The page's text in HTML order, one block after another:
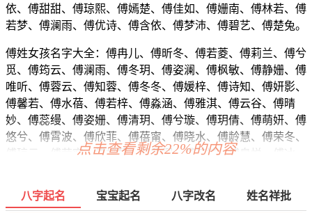
依、傅甜甜、傅琼熙、傅嫣楚、傅佳如、傅姗南、傅林若、傅
若梦、傅澜雨、傅优诗、傅含依、傅梦沛、傅碧艺、傅楚兔。
傅姓女孩名字大全：傅冉儿、傅昕冬、傅若菱、傅莉兰、傅兮
觅、傅筠云、傅澜雨、傅冬玥、傅姿澜、傅枫敏、傅静姗、傅
唯听、傅蓉云、傅知蓉、傅冬冬、傅媛梓、傅诗知、傅妍影、
傅馨若、傅水蓓、傅若梓、傅淼涵、傅雅淇、傅云谷、傅晴
妙、傅蕊缦、傅姿姗、傅清玥、傅兮璇、傅玥倩、傅萌妍、傅
悠兮、傅霄波、傅欣菲、傅蓓甯、傅晓水、傅龄慧、傅荣冬、
傅琼云、傅莹甯、傅梓慧、傅欣卿、傅若靖、傅泉悦、傅冰
紫静、傅丝影、傅慧玥、傅晓蕾、傅馨虹、傅怡楚、傅碧敏、
傅婉映、傅兰黛、傅琼伊、傅泉梓、傅碧缘、傅娴姿、傅涵
点击查看剩余22%的内容
八字起名 宝宝起名 八字改名 姓名祥批